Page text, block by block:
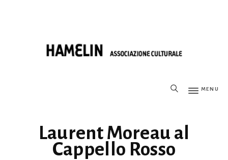
MENU
Laurent Moreau al
Cappello Rosso